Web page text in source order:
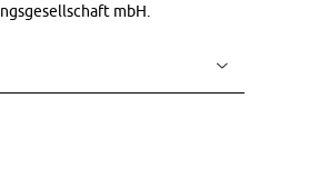
mbH.